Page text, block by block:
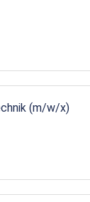
(m/w/x)